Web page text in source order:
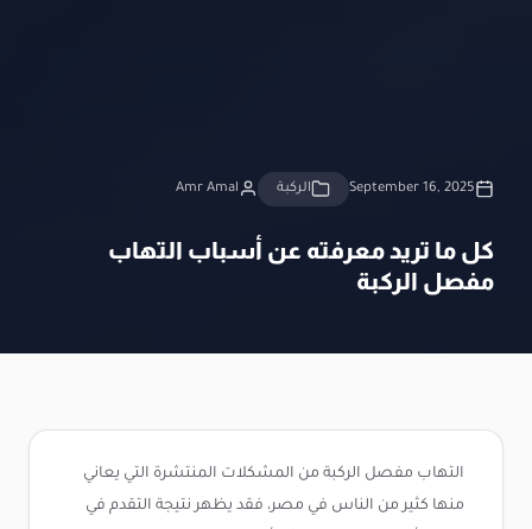
September 16, 2025 الركبة Amr Amal
كل ما تريد معرفته عن أسباب التهاب
مفصل الركبة
التهاب مفصل الركبة من المشكلات المنتشرة التي يعاني
منها كثير من الناس في مصر، فقد يظهر نتيجة التقدم في